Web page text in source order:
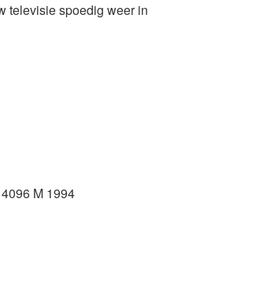
televisie spoedig weer in
M 1994